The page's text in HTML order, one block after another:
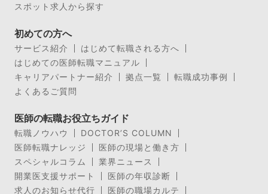
スポット求人から探す
初めての方へ
サービス紹介
はじめて転職される方へ
はじめての医師転職マニュアル
キャリアパートナー紹介
拠点一覧
転職成功事例
よくあるご質問
医師の転職お役立ちガイド
転職ノウハウ
DOCTOR’S COLUMN
医師転職ナレッジ
医師の現場と働き方
スペシャルコラム
業界ニュース
開業医支援サポート
医師の年収診断
求人のお知らせ代行
医師の職場カルテ